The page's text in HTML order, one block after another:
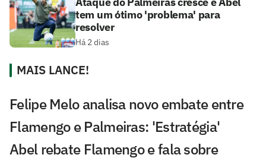
tem um ótimo 'problema' para
resolver
Há 2 dias
MAIS LANCE!
Felipe Melo analisa novo embate entre
Flamengo e Palmeiras: 'Estratégia'
Abel rebate Flamengo e fala sobre